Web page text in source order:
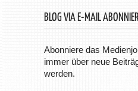
BLOG VIA E-MAIL
Abonniere das
immer über neue
werden.